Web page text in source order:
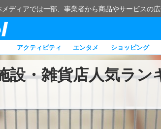
メディアでは一部、事業者から商品やサービスの
アクティビティ エンタメ ショッピング
設・雑貨店人気ラン